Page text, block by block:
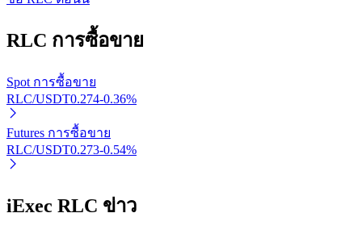
การแนะนำ
BTC Welcome Rewards
RLC การซื้อขาย
Spot การซื้อขาย
RLC/USDT0.274-0.36%
Futures การซื้อขาย
RLC/USDT0.273-0.54%
iExec RLC ข่าว